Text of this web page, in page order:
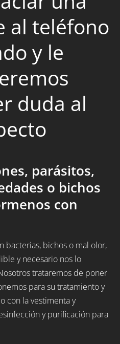
al teléfono
y le
duda al
parásitos,
o bichos
con
bacterias, bichos o mal olor,
y necesario nos lo
trataremos de poner
para su tratamiento y
con la vestimenta y
y purificación para